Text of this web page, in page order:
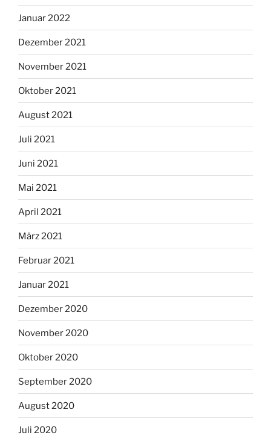
Januar 2022
Dezember 2021
November 2021
Oktober 2021
August 2021
Juli 2021
Juni 2021
Mai 2021
April 2021
März 2021
Februar 2021
Januar 2021
Dezember 2020
November 2020
Oktober 2020
September 2020
August 2020
Juli 2020